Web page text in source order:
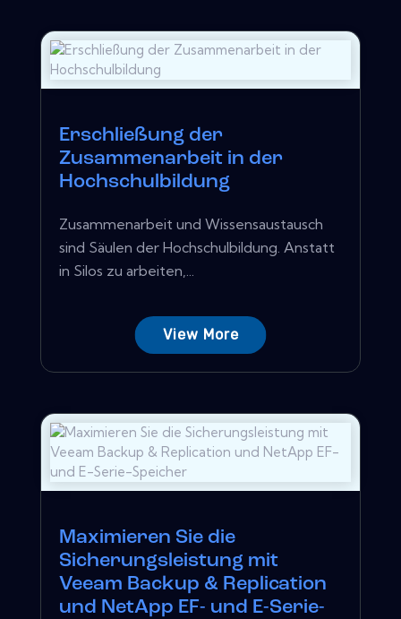
Erschließung der
Zusammenarbeit in der
Hochschulbildung
Zusammenarbeit und Wissensaustausch
sind Säulen der Hochschulbildung. Anstatt
in Silos zu arbeiten,...
View More
Maximieren Sie die
Sicherungsleistung mit
Veeam Backup & Replication
und NetApp EF- und E-Serie-